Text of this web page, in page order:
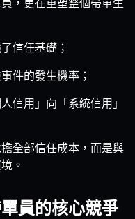
信任基礎；
件的發生機率；
信用」向「系統信用」
全部信任成本，而是與
。
員的核心競爭